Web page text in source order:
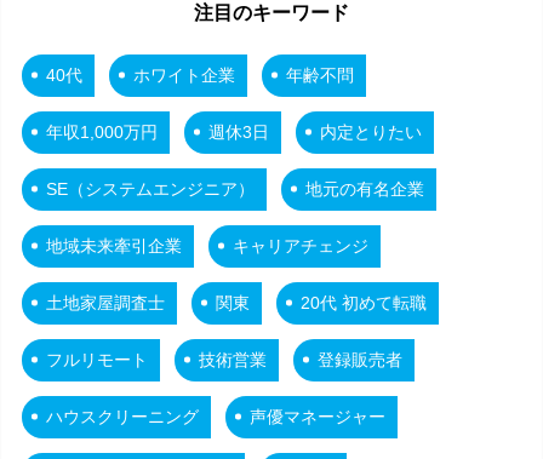
注目のキーワード
40代 ホワイト企業 年齢不問
年収1,000万円 週休3日 内定とりたい
SE（システムエンジニア） 地元の有名企業
地域未来牽引企業 キャリアチェンジ
土地家屋調査士 関東 20代 初めて転職
フルリモート 技術営業 登録販売者
ハウスクリーニング 声優マネージャー